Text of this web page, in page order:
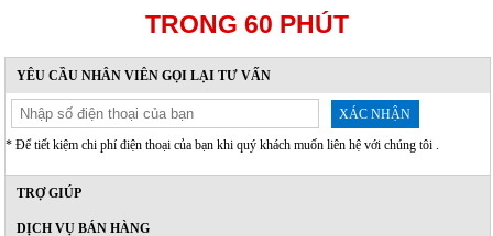
TRONG 60 PHÚT
YÊU CẦU NHÂN VIÊN GỌI LẠI TƯ VẤN
XÁC NHẬN
* Để tiết kiệm chi phí điện thoại của bạn khi quý khách muốn liên hệ với chúng tôi .
TRỢ GIÚP
DỊCH VỤ BÁN HÀNG